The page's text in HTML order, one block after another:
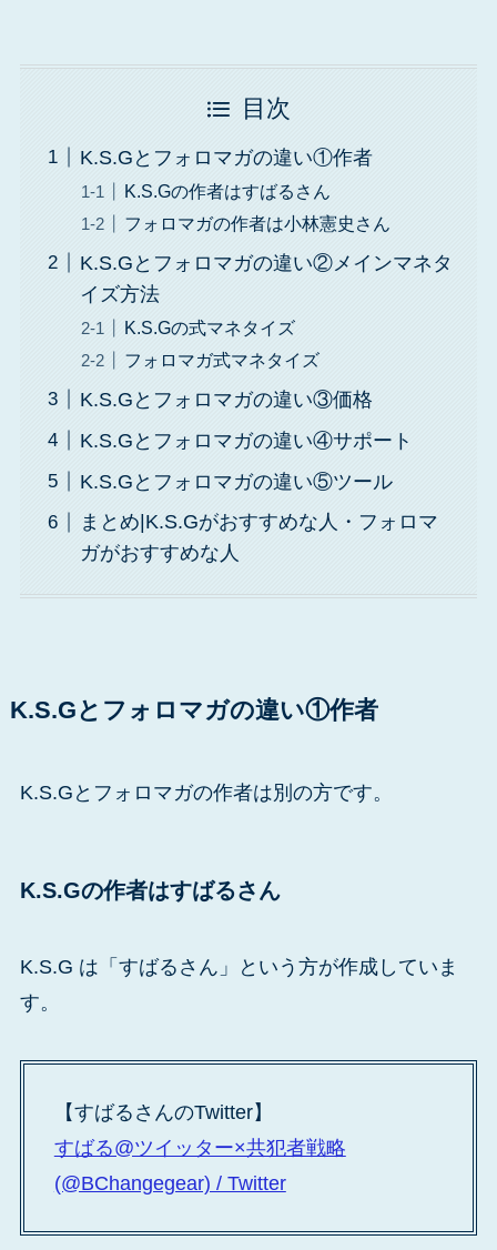
目次
K.S.Gとフォロマガの違い①作者
K.S.Gの作者はすばるさん
フォロマガの作者は小林憲史さん
K.S.Gとフォロマガの違い②メインマネタ
イズ方法
K.S.Gの式マネタイズ
フォロマガ式マネタイズ
K.S.Gとフォロマガの違い③価格
K.S.Gとフォロマガの違い④サポート
K.S.Gとフォロマガの違い⑤ツール
まとめ|K.S.Gがおすすめな人・フォロマ
ガがおすすめな人
K.S.Gとフォロマガの違い①作者
K.S.Gとフォロマガの作者は別の方です。
K.S.Gの作者はすばるさん
K.S.G は「すばるさん」という方が作成していま
す。
【すばるさんのTwitter】
すばる@ツイッター×共犯者戦略
(@BChangegear) / Twitter